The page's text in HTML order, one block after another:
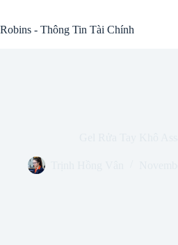
content
Robins - Thông Tin Tài Chính